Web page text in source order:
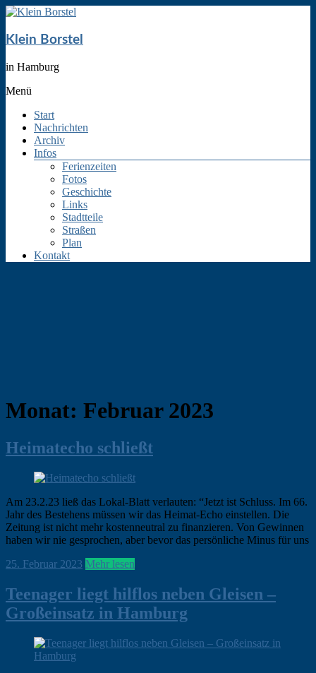
Klein Borstel
in Hamburg
Menü
Start
Nachrichten
Archiv
Infos
Ferienzeiten
Fotos
Geschichte
Links
Stadtteile
Straßen
Plan
Kontakt
Monat: Februar 2023
Heimatecho schließt
Am 23.2.23 ließ das Lokal-Blatt verlauten: “Jetzt ist Schluss. Im 66.
Jahr des Bestehens müssen wir das Heimat-Echo einstellen. Die
Zeitung ist nicht mehr kostenneutral zu finanzieren. Von Gewinnen
haben wir nie gesprochen, aber bevor das persönliche Minus für uns
ohirte
25. Februar 2023 Hamburg,
Mehr lesen
Teenager liegt hilflos neben Gleisen –
Großeinsatz in Hamburg